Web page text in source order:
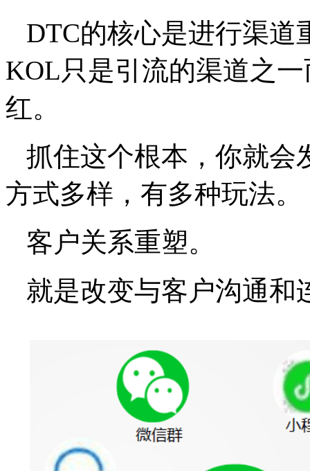
DTC的核心是进行渠道
KOL只是引流的渠道之
红。
抓住这个根本，你就会
方式多样，有多种玩法。
客户关系重塑。
就是改变与客户沟通和